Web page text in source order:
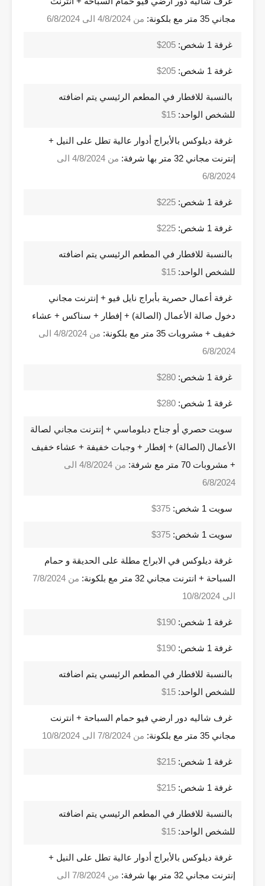
مجاني 35 متر مع بلكونة:
من 4/8/2024 الى 6/8/2024
غرفة 1 شخص: 205$
غرفة 1 شخص: 205$
بالنسبة للافطار في المطعم الرئيسي يتم اضافته
للشخص الواحد: 15$
غرفة ديلوكس بالأبراج أدوار عالية تطل على النيل +
إنترنت مجاني 32 متر بها شرفة:
من 4/8/2024 الى
6/8/2024
غرفة 1 شخص: 225$
غرفة 1 شخص: 225$
بالنسبة للافطار في المطعم الرئيسي يتم اضافته
للشخص الواحد: 15$
غرفة أعمال حصرية بأبراج نايل فيو + إنترنت مجاني
دخول صالة الأعمال (الصالة) + إفطار + سناكس + عشاء
خفيف + مشروبات 35 متر مع بلكونة:
من 4/8/2024 الى
6/8/2024
غرفة 1 شخص: 280$
غرفة 1 شخص: 280$
سويت حصري أو جناح دبلوماسي + إنترنت مجاني لصالة
الأعمال (الصالة) + إفطار + وجبات خفيفة + عشاء خفيف
+ مشروبات 70 متر مع شرفة:
من 4/8/2024 الى
6/8/2024
سويت 1 شخص: 375$
سويت 1 شخص: 375$
غرفة ديلوكس في الابراج مطلة على الحديقة و حمام
السباحة + انترنت مجاني 32 متر مع بلكونة:
من 7/8/2024
الى 10/8/2024
غرفة 1 شخص: 190$
غرفة 1 شخص: 190$
بالنسبة للافطار في المطعم الرئيسي يتم اضافته
للشخص الواحد: 15$
غرف شاليه دور ارضي فيو حمام السباحة + انترنت
مجاني 35 متر مع بلكونة:
من 7/8/2024 الى 10/8/2024
غرفة 1 شخص: 215$
غرفة 1 شخص: 215$
بالنسبة للافطار في المطعم الرئيسي يتم اضافته
للشخص الواحد: 15$
غرفة ديلوكس بالأبراج أدوار عالية تطل على النيل +
إنترنت مجاني 32 متر بها شرفة:
من 7/8/2024 الى